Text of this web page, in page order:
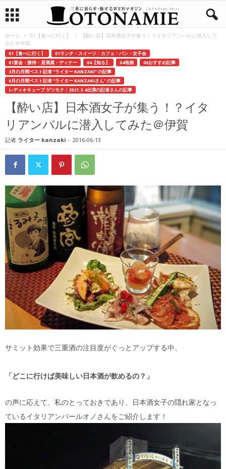
ホーム 01【食べに行く】
【酔い店】日本酒女子が集う！？イタリアンバルに潜入して
みた＠伊賀
01【食べに行く】
01ランチ・スイーツ・カフェ・パン・女子会
01宴会・接待・居酒屋・ディナー
04【知る】 04地酒
06おすすめ記事
3月の月間ベスト記者 ”ライター KANZAKI” の記事
6月の月間ベスト記者 ”ライター KANZAKIさん” の記事
レディオキューブ ゲツモク！2021.3.4出演の記者さんの記事
【酔い店】日本酒女子が集う！？イタ
リアンバルに潜入してみた＠伊賀
記者 ライター kanzaki - 2016-06-13
サミット効果で三重酒の注目度がぐっとアップする中、
「どこに行けば美味しい日本酒が飲めるの？」
の声に応えて、私のとっておきであり、日本酒女子の隠れ家となっ
ているイタリアンバールオノさんをご紹介します！